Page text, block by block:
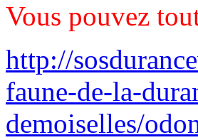
Vous pouvez
http://
faune-de-la-
demoiselles/